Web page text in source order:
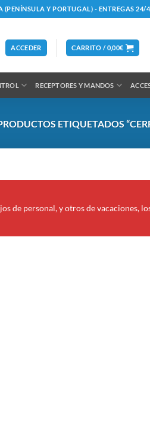
(PENÍNSULA Y PORTUGAL) - ENTREGAS 24/
ACCEDER CARRITO /0,00€
RECEPTORES Y MANDOS
ETIQUETADOS
de personal, y otros de vacaciones,